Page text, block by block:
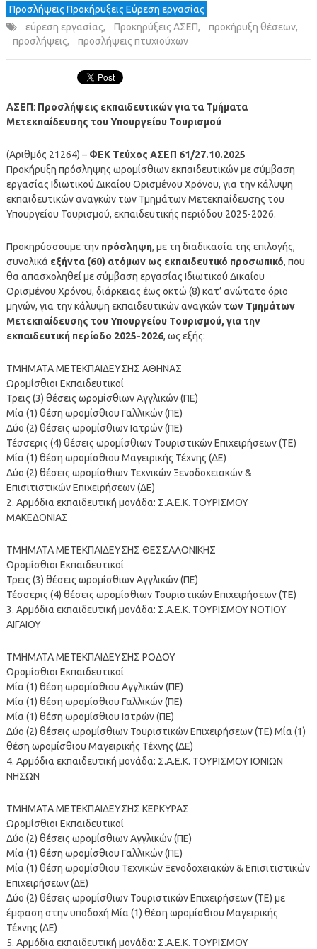
Προσλήψεις Προκήρυξεις Εύρεση εργασίας
εύρεση εργασίας, Προκηρύξεις ΑΣΕΠ, προκήρυξη θέσεων,
προσλήψεις, προσλήψεις πτυχιούχων
ΑΣΕΠ: Προσλήψεις εκπαιδευτικών για τα Τμήματα
Μετεκπαίδευσης του Υπουργείου Τουρισμού
(Αριθμός 21264) – ΦΕΚ Τεύχος ΑΣΕΠ 61/27.10.2025
Προκήρυξη πρόσληψης ωρομίσθιων εκπαιδευτικών με σύμβαση
εργασίας Ιδιωτικού Δικαίου Ορισμένου Χρόνου, για την κάλυψη
εκπαιδευτικών αναγκών των Τμημάτων Μετεκπαίδευσης του
Υπουργείου Τουρισμού, εκπαιδευτικής περιόδου 2025-2026.
Προκηρύσσουμε την πρόσληψη, με τη διαδικασία της επιλογής,
συνολικά εξήντα (60) ατόμων ως εκπαιδευτικό προσωπικό, που
θα απασχοληθεί με σύμβαση εργασίας Ιδιωτικού Δικαίου
Ορισμένου Χρόνου, διάρκειας έως οκτώ (8) κατ’ ανώτατο όριο
μηνών, για την κάλυψη εκπαιδευτικών αναγκών των Τμημάτων
Μετεκπαίδευσης του Υπουργείου Τουρισμού, για την
εκπαιδευτική περίοδο 2025-2026, ως εξής:
ΤΜΗΜΑΤΑ ΜΕΤΕΚΠΑΙΔΕΥΣΗΣ ΑΘΗΝΑΣ
Ωρομίσθιοι Εκπαιδευτικοί
Τρεις (3) θέσεις ωρομίσθιων Αγγλικών (ΠΕ)
Μία (1) θέση ωρομίσθιου Γαλλικών (ΠΕ)
Δύο (2) θέσεις ωρομίσθιων Ιατρών (ΠΕ)
Τέσσερις (4) θέσεις ωρομίσθιων Τουριστικών Επιχειρήσεων (ΤΕ)
Μία (1) θέση ωρομίσθιου Μαγειρικής Τέχνης (ΔΕ)
Δύο (2) θέσεις ωρομίσθιων Τεχνικών Ξενοδοχειακών &
Επισιτιστικών Επιχειρήσεων (ΔΕ)
2. Αρμόδια εκπαιδευτική μονάδα: Σ.Α.Ε.Κ. ΤΟΥΡΙΣΜΟΥ
ΜΑΚΕΔΟΝΙΑΣ
ΤΜΗΜΑΤΑ ΜΕΤΕΚΠΑΙΔΕΥΣΗΣ ΘΕΣΣΑΛΟΝΙΚΗΣ
Ωρομίσθιοι Εκπαιδευτικοί
Τρεις (3) θέσεις ωρομίσθιων Αγγλικών (ΠΕ)
Τέσσερις (4) θέσεις ωρομίσθιων Τουριστικών Επιχειρήσεων (ΤΕ)
3. Αρμόδια εκπαιδευτική μονάδα: Σ.Α.Ε.Κ. ΤΟΥΡΙΣΜΟΥ ΝΟΤΙΟΥ
ΑΙΓΑΙΟΥ
ΤΜΗΜΑΤΑ ΜΕΤΕΚΠΑΙΔΕΥΣΗΣ ΡΟΔΟΥ
Ωρομίσθιοι Εκπαιδευτικοί
Μία (1) θέση ωρομίσθιου Αγγλικών (ΠΕ)
Μία (1) θέση ωρομίσθιου Γαλλικών (ΠΕ)
Μία (1) θέση ωρομίσθιου Ιατρών (ΠΕ)
Δύο (2) θέσεις ωρομίσθιων Τουριστικών Επιχειρήσεων (ΤΕ) Μία (1)
θέση ωρομίσθιου Μαγειρικής Τέχνης (ΔΕ)
4. Αρμόδια εκπαιδευτική μονάδα: Σ.Α.Ε.Κ. ΤΟΥΡΙΣΜΟΥ ΙΟΝΙΩΝ
ΝΗΣΩΝ
ΤΜΗΜΑΤΑ ΜΕΤΕΚΠΑΙΔΕΥΣΗΣ ΚΕΡΚΥΡΑΣ
Ωρομίσθιοι Εκπαιδευτικοί
Δύο (2) θέσεις ωρομίσθιων Αγγλικών (ΠΕ)
Μία (1) θέση ωρομίσθιου Γαλλικών (ΠΕ)
Μία (1) θέση ωρομίσθιου Τεχνικών Ξενοδοχειακών & Επισιτιστικών
Επιχειρήσεων (ΔΕ)
Δύο (2) θέσεις ωρομίσθιων Τουριστικών Επιχειρήσεων (ΤΕ) με
έμφαση στην υποδοχή Μία (1) θέση ωρομίσθιου Μαγειρικής
Τέχνης (ΔΕ)
5. Αρμόδια εκπαιδευτική μονάδα: Σ.Α.Ε.Κ. ΤΟΥΡΙΣΜΟΥ